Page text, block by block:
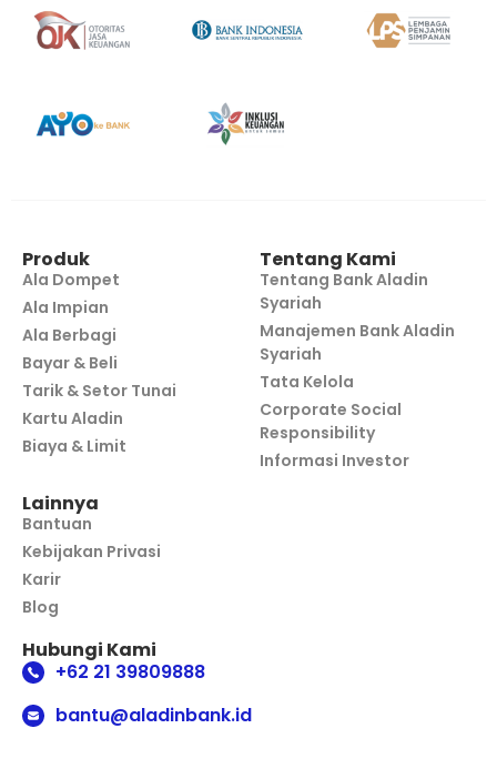
Produk
Ala Dompet
Ala Impian
Ala Berbagi
Bayar & Beli
Tarik & Setor Tunai
Kartu Aladin
Biaya & Limit
Tentang Kami
Tentang Bank Aladin
Syariah
Manajemen Bank Aladin
Syariah
Tata Kelola
Corporate Social
Responsibility
Informasi Investor
Lainnya
Bantuan
Kebijakan Privasi
Karir
Blog
Hubungi Kami
+62 21 39809888
bantu@aladinbank.id